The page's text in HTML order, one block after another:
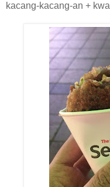
kacang-kacang-an +